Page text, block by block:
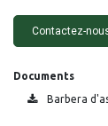
Contactez-
Documents
Barbera